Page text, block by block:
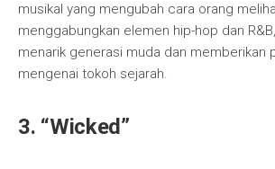
musikal yang mengubah cara orang
menggabungkan elemen hip-hop dan
menarik generasi muda dan memberikan
mengenai tokoh sejarah.
3. “Wicked”